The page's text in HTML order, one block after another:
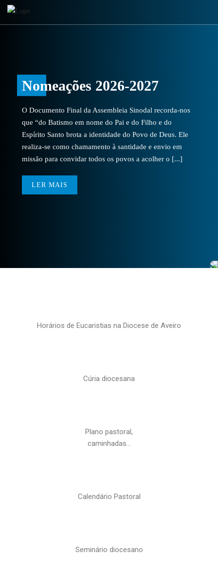
Nomeações 2026-2027
O Documento Final da Assembleia Sinodal recorda-nos
que “do Batismo em nome do Pai e do Filho e do
Espírito Santo brota a identidade do Povo de Deus. Ele
realiza-se como chamamento à santidade e envio em
missão para convidar todos os povos a acolher o [...]
LER MAIS
Horários de Eucaristias na Diocese de Aveiro
Cúria diocesana
Plano pastoral,
caminhadas…
Calendário Pastoral
Seminário diocesano